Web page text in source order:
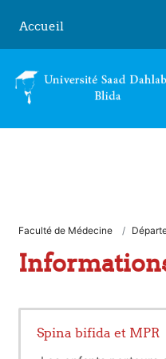
Accueil
Faculté de Médecine
Spina bifida et MPR